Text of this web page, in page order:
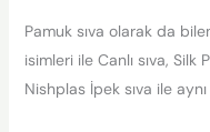
Pamuk sıva olarak da
isimleri ile Canlı sıva, Silk
Nishplas İpek sıva ile